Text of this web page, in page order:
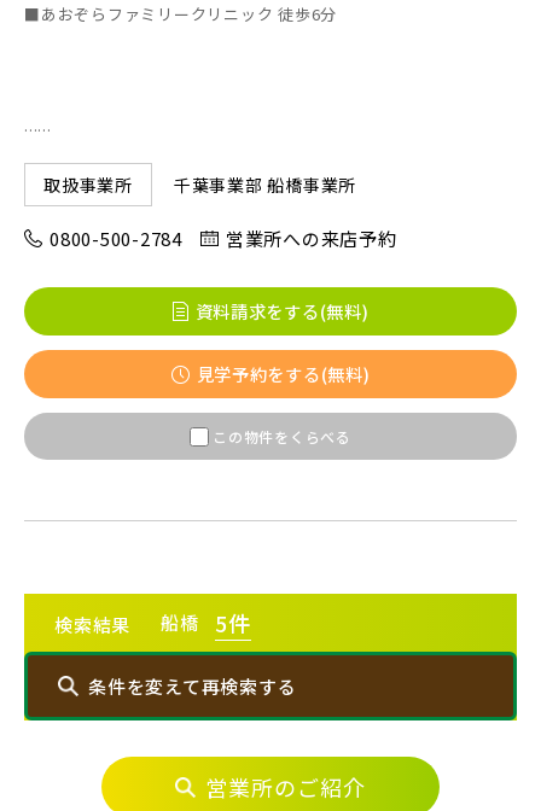
■あおぞらファミリークリニック 徒歩6分
......
取扱事業所 千葉事業部 船橋事業所
0800-500-2784 営業所への来店予約
資料請求をする(無料)
見学予約をする(無料)
この物件をくらべる
検索結果 船橋 5件
条件を変えて再検索する
エリアから探す
営業所のご紹介